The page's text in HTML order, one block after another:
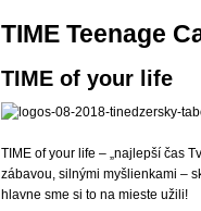
TIME Teenage
TIME of your life
TIME of your life – „najlepší čas
zábavou, silnými myšlienkami –
hlavne sme si to na mieste užili!